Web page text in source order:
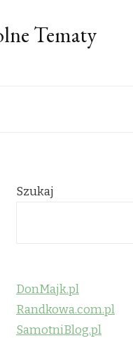
Tematy
Szukaj
DonMajk.pl
Randkowa.com.pl
SamotniBlog.pl